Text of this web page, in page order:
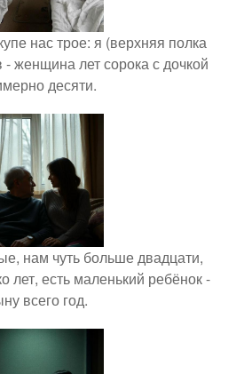
нас трое: я (верхняя полка
женщина лет сорока с дочкой
десяти.
нам чуть больше двадцати,
лет, есть маленький ребёнок -
всего год.